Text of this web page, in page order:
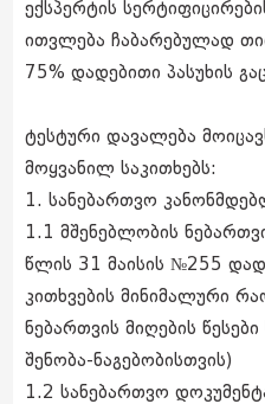
ექსპერტის
ითვლება ჩაბარებულად
75% დადებითი პასუხის
ტესტური დავალება
მოყვანილ საკითხებს:
1. სანებართვო
1.1 მშენებლობის
წლის 31 მაისის №255
კითხვების მინიმალური
ნებართვის მიღების
შენობა-ნაგებობისთვის)
1.2 სანებართვო